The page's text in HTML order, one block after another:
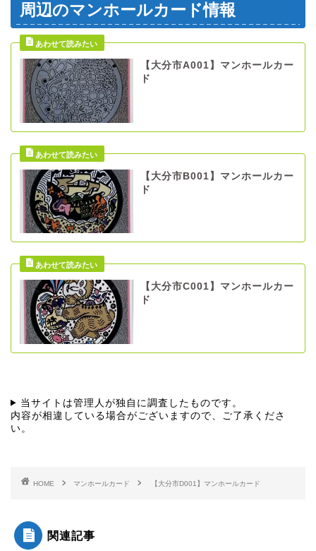
周辺のマンホールカード情報
【大分市A001】マンホールカー
ド
【大分市B001】マンホールカー
ド
【大分市C001】マンホールカー
ド
当サイトは管理人が独自に調査したものです。
内容が相違している場合がございますので、ご了承くださ
い。
HOME マンホールカード 【大分市D001】マンホールカード
関連記事